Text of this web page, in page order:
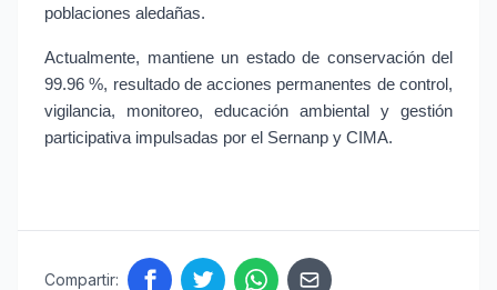
poblaciones aledañas.
Actualmente, mantiene un estado de conservación del
99.96 %, resultado de acciones permanentes de control,
vigilancia, monitoreo, educación ambiental y gestión
participativa impulsadas por el Sernanp y CIMA.
Compartir: